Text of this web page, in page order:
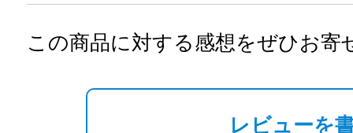
この商品に対する感想をぜひお寄
レビューを